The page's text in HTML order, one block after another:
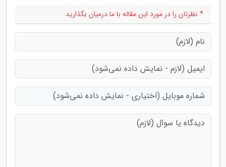
* نظرتان را در مورد این مقاله با ما درمیان بگذارید